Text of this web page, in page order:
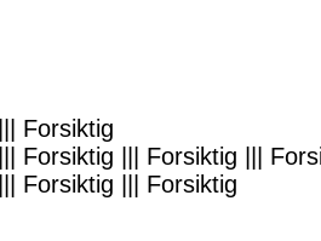
Forsiktig
Forsiktig ||| Forsiktig |||
Forsiktig ||| Forsiktig